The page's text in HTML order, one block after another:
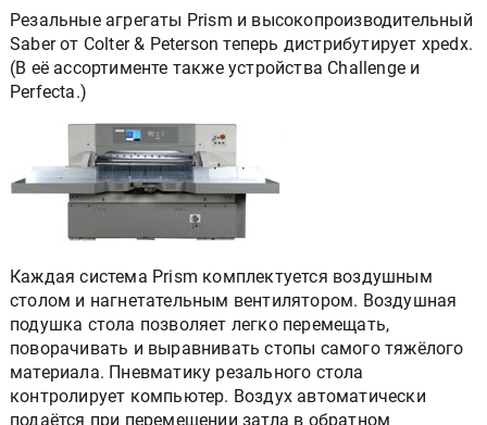
Резальные агрегаты Prism и высокопроизводительный
Saber от Colter & Peterson теперь дистрибутирует xpedx.
(В её ассортименте также устройства Challenge и
Perfecta.)
Каждая система Prism комплектуется воздушным
столом и нагнетательным вентилятором. Воздушная
подушка стола позволяет легко перемещать,
поворачивать и выравнивать стопы самого тяжёлого
материала. Пневматику резального стола
контролирует компьютер. Воздух автоматически
подаётся при перемещении затла в обратном